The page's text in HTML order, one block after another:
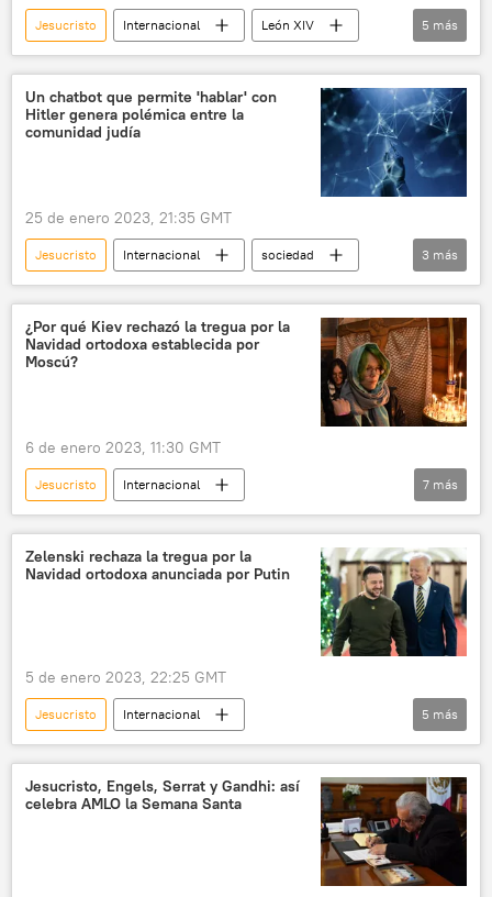
Jesucristo Internacional
León XIV
Vaticano
Pete Hegseth
EEUU
📰 Escalada entre EEUU, Israel e Irán
5 más
Un chatbot que permite 'hablar' con
Hitler genera polémica entre la
comunidad judía
25 de enero 2023, 21:35 GMT
Jesucristo Internacional
sociedad
Adolf Hitler
Amazon
inteligencia artificial
3 más
¿Por qué Kiev rechazó la tregua por la
Navidad ortodoxa establecida por
Moscú?
6 de enero 2023, 11:30 GMT
Jesucristo
Internacional
📰 Operación rusa de desmilitarización y desnazificación de Ucrania
Ucrania
Rusia
Vladímir Putin
cristianismo ortodoxo
Stepán Bandera
7 más
Zelenski rechaza la tregua por la
Navidad ortodoxa anunciada por Putin
5 de enero 2023, 22:25 GMT
Jesucristo
Internacional
📰 Operación rusa de desmilitarización y desnazificación de Ucrania
Volodímir Zelenski
Ucrania
Donetsk
Lugansk
5 más
Jesucristo, Engels, Serrat y Gandhi: así
celebra AMLO la Semana Santa